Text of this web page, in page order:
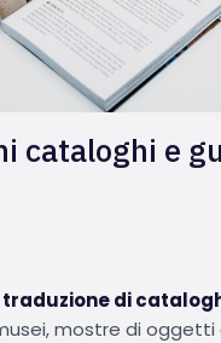
cataloghi e
traduzione di
mostre di oggetti